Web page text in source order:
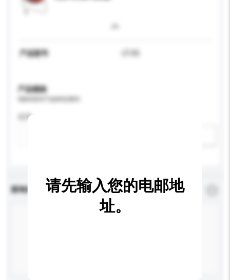
产品型号
产品规格
应用
查询内容 *必须填写
请先输入您的电邮地
址。